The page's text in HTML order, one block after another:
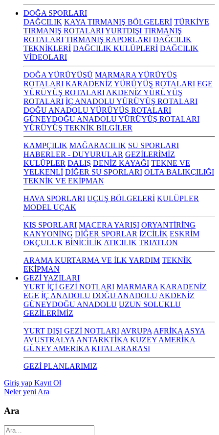
DOĞA SPORLARI
DAĞCILIK KAYA TIRMANIŞ BÖLGELERİ TÜRKİYE
TIRMANIŞ ROTALARIYURTDIŞI TIRMANIŞ
ROTALARI TIRMANIŞ RAPORLARI DAĞCILIK
TEKNİKLERİ DAĞCILIK KULÜPLERİ DAĞCILIK
VİDEOLARI
DOĞA YÜRÜYÜŞÜ MARMARA YÜRÜYÜŞ
ROTALARI KARADENİZ YÜRÜYÜŞ ROTALARI EGE
YÜRÜYÜŞ ROTALARI AKDENİZ YÜRÜYÜŞ
ROTALARI İÇ ANADOLU YÜRÜYÜŞ ROTALARI
DOĞU ANADOLU YÜRÜYÜŞ ROTALARI
GÜNEYDOĞU ANADOLU YÜRÜYÜŞ ROTALARI
YÜRÜYÜŞ TEKNİK BİLGİLER
KAMPÇILIK MAĞARACILIK SU SPORLARI
HABERLER - DUYURULAR GEZİLERİMİZ
KULÜPLER DALIŞ DENİZ KAYAĞI TEKNE VE
YELKENLİ DİĞER SU SPORLARI OLTA BALIKÇILIĞI
TEKNİK VE EKİPMAN
HAVA SPORLARI UÇUŞ BÖLGELERİ KULÜPLER
MODEL UÇAK
KIŞ SPORLARI MACERA YARIŞI ORYANTİRİNG
KANYONİNG DİĞER SPORLAR İZCİLİK ESKRİM
OKÇULUK BİNİCİLİK ATICILIK TRIATLON
ARAMA KURTARMA VE İLK YARDIM TEKNİK
EKİPMAN
GEZİ YAZILARI
YURT İÇİ GEZİ NOTLARI MARMARA KARADENİZ
EGE İÇ ANADOLU DOĞU ANADOLU AKDENİZ
GÜNEYDOĞU ANADOLU UZUN SOLUKLU
GEZİLERİMİZ
YURT DIŞI GEZİ NOTLARI AVRUPA AFRİKA ASYA
AVUSTRALYA ANTARKTİKA KUZEY AMERİKA
GÜNEY AMERİKA KITALARARASI
GEZİ PLANLARIMIZ
Giriş yap Kayıt Ol
Neler yeni Ara
Ara